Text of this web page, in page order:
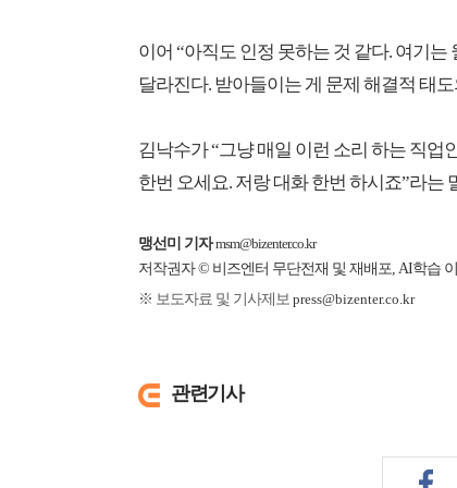
이어 “아직도 인정 못하는 것 같다. 여기
달라진다. 받아들이는 게 문제 해결적 태
김낙수가 “그냥 매일 이런 소리 하는 직업
한번 오세요. 저랑 대화 한번 하시죠”라는
맹선미 기자 msm@bizenter.co.kr
저작권자 © 비즈엔터 무단전재 및 재배포, AI학습
※ 보도자료 및 기사제보 press@bizenter.co.kr
관련기사